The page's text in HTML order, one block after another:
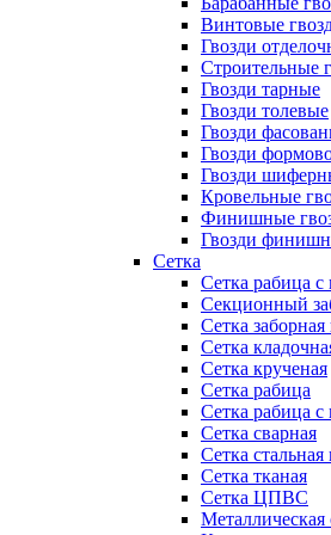
Винтовые
Гвозди
Строительные
Гвозди тарные
Гвозди толевые
Гвозди
Гвозди
Гвозди
Кровельные
Финишные
Гвозди
Сетка
Сетка рабица
Секционный
Сетка заборная
Сетка
Сетка крученая
Сетка рабица
Сетка рабица
Сетка сварная
Сетка
Сетка тканая
Сетка ЦПВС
Металлическая